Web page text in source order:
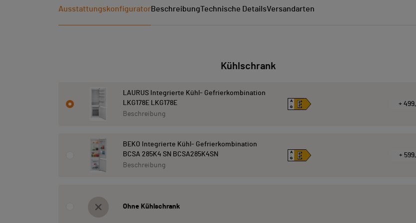
AusstattungskonfiguratorBeschreibungTechnische DetailsVersandarten
Kühlschrank
LAURUS Integrierte Kühl- Gefrierkombination
LKG178E LKG178E
Beschreibung
A
↑
G E +
BEKO Integrierte Kühl- Gefrierkombination
BCSA 285K4 SN BCSA285K4SN
Beschreibung
A
↑
G E +
Ohne Kühlschrank